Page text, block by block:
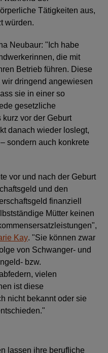
Tätigkeiten aus,
würden.
Neubaur: "Ich habe
die mit
Betrieb führen. Diese
dringend angewiesen
sie in einer so
gesetzliche
vor der Geburt
danach wieder loslegt,
sondern auch konkrete
vor und nach der Geburt
und den
finanziell
Mütter keinen
Kay. "Sie können zwar
von Schwanger- und
bzw.
vielen
ist diese
nicht bekannt oder sie
lassen ihre berufliche